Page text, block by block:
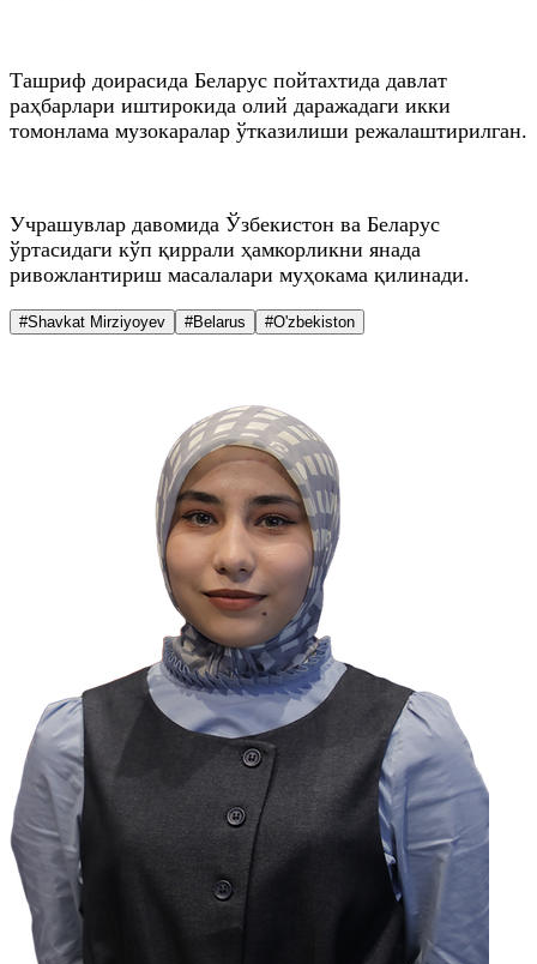
Ташриф доирасида Беларус пойтахтида давлат
раҳбарлари иштирокида олий даражадаги икки
томонлама музокаралар ўтказилиши режалаштирилган.
Учрашувлар давомида Ўзбекистон ва Беларус
ўртасидаги кўп қиррали ҳамкорликни янада
ривожлантириш масалалари муҳокама қилинади.
#Shavkat Mirziyoyev #Belarus #O'zbekiston